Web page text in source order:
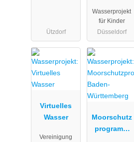
Ützdorf
kt -
Inklusives
globales
Bildungs- /
Lernangebot
für
nachhaltige
Wasserprojekt
für Kinder
Düsseldorf
Virtuelles
Wasser
Vereinigung
Moorschutz
programm